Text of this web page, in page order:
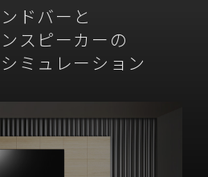
ドバーと
スピーカーの
ミュレーション